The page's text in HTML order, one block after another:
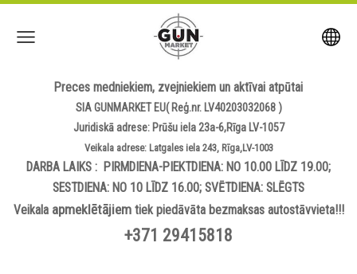
Preces medniekiem, zvejniekiem un aktīvai atpūtai
SIA GUNMARKET EU( Reģ.nr. LV40203032068 )
Juridiskā adrese: Prūšu iela 23a-6,Rīga LV-1057
Veikala adrese: Latgales iela 243, Rīga,LV-1003
DARBA LAIKS : PIRMDIENA-PIEKTDIENA: NO 10.00 LĪDZ 19.00;
SESTDIENA: NO 10 LĪDZ 16.00; SVĒTDIENA: SLĒGTS
Veikala apmeklētājiemtiek piedāvāta bezmaksas autostāvvieta!!!
+371 29415818